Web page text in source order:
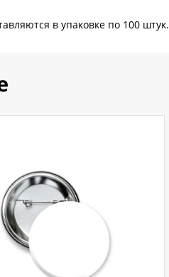
в упаковке по 100 штук.